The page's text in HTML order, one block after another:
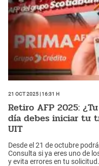
21 Oct 2025 | 16:31 h
Retiro AFP 2025:
día debes iniciar tu
UIT
Desde el 21 de octubre
Consulta si ya eres uno de
y evita errores en tu solicitud.